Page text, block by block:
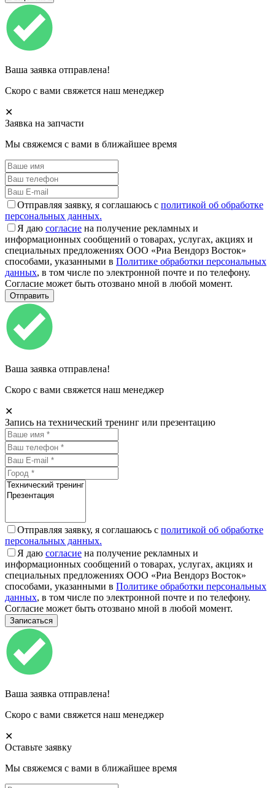
Ваша заявка отправлена!
Скоро с вами свяжется наш менеджер
✕
Заявка на запчасти
Мы свяжемся с вами в ближайшее время
Отправляя заявку, я соглашаюсь с политикой об обработке
персональных данных.
Я даю согласие на получение рекламных и
информационных сообщений о товарах, услугах, акциях и
специальных предложениях ООО «Риа Вендорз Восток»
способами, указанными в Политике обработки персональных
данных, в том числе по электронной почте и по телефону.
Согласие может быть отозвано мной в любой момент.
Ваша заявка отправлена!
Скоро с вами свяжется наш менеджер
✕
Запись на технический тренинг или презентацию
Отправляя заявку, я соглашаюсь с политикой об обработке
персональных данных.
Я даю согласие на получение рекламных и
информационных сообщений о товарах, услугах, акциях и
специальных предложениях ООО «Риа Вендорз Восток»
способами, указанными в Политике обработки персональных
данных, в том числе по электронной почте и по телефону.
Согласие может быть отозвано мной в любой момент.
Ваша заявка отправлена!
Скоро с вами свяжется наш менеджер
✕
Оставьте заявку
Мы свяжемся с вами в ближайшее время